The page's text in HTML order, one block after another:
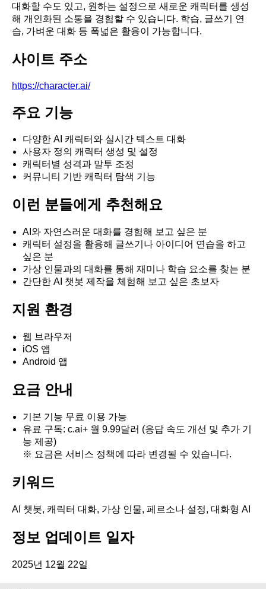
대화할 수도 있고, 원하는 설정으로 새로운 캐릭터를 생성
해 개인화된 소통을 경험할 수 있습니다. 학습, 글쓰기 연
습, 가벼운 대화 등 폭넓은 활용이 가능합니다.
사이트 주소
https://character.ai/
주요 기능
다양한 AI 캐릭터와 실시간 텍스트 대화
사용자 정의 캐릭터 생성 및 설정
캐릭터별 성격과 말투 조정
커뮤니티 기반 캐릭터 탐색 기능
이런 분들에게 추천해요
AI와 자연스러운 대화를 경험해 보고 싶은 분
캐릭터 설정을 활용해 글쓰기나 아이디어 연습을 하고
싶은 분
가상 인물과의 대화를 통해 재미나 학습 요소를 찾는 분
간단한 AI 챗봇 제작을 체험해 보고 싶은 초보자
지원 환경
웹 브라우저
iOS 앱
Android 앱
요금 안내
기본 기능 무료 이용 가능
유료 구독: c.ai+ 월 9.99달러 (응답 속도 개선 및 추가 기
능 제공)
※ 요금은 서비스 정책에 따라 변경될 수 있습니다.
키워드
AI 챗봇, 캐릭터 대화, 가상 인물, 페르소나 설정, 대화형 AI
정보 업데이트 일자
2025년 12월 22일